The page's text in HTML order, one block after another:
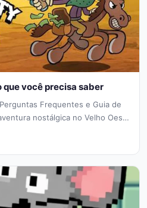
que você precisa saber
Frequentes e Guia de
nostálgica no Velho Oeste